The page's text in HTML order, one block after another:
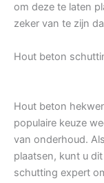
om deze te laten
zeker van te zijn
Hout beton
Hout beton
populaire keuze
van onderhoud.
plaatsen, kunt u
schutting expert